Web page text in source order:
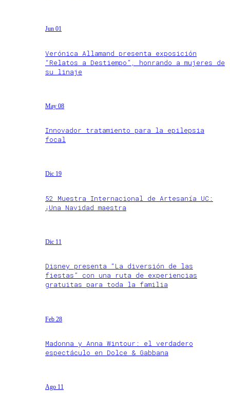
Jun 01
Verónica Allamand presenta exposición
“Relatos a Destiempo”, honrando a mujeres de
su linaje
May 08
Innovador tratamiento para la epilepsia
focal
Dic 19
52 Muestra Internacional de Artesanía UC:
¡Una Navidad maestra
Dic 11
Disney presenta “La diversión de las
fiestas” con una ruta de experiencias
gratuitas para toda la familia
Feb 28
Madonna y Anna Wintour: el verdadero
espectáculo en Dolce & Gabbana
Ago 11